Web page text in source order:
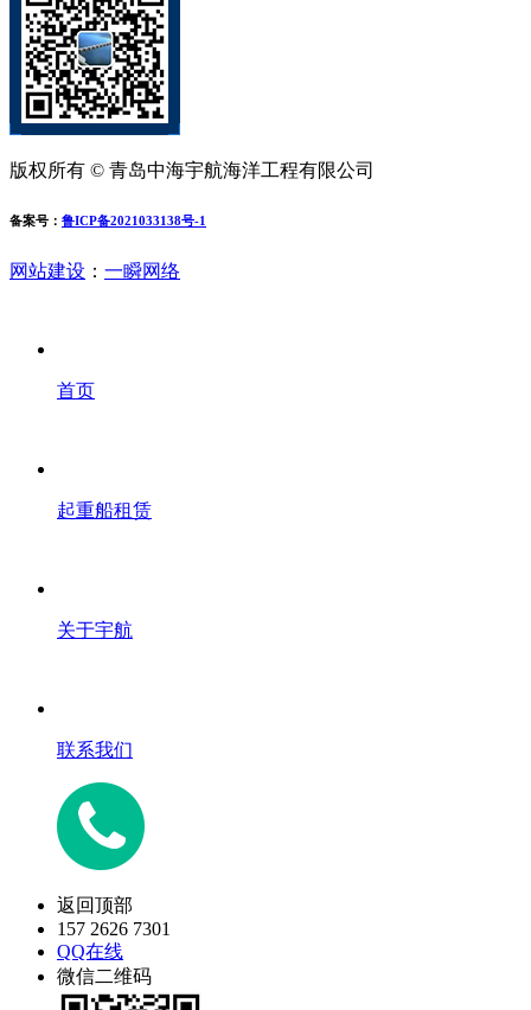
版权所有 © 青岛中海宇航海洋工程有限公司
备案号： 鲁ICP备2021033138号-1
网站建设 ： 一瞬网络
首页
起重船租赁
关于宇航
联系我们
返回顶部
157 2626 7301
QQ在线
微信二维码